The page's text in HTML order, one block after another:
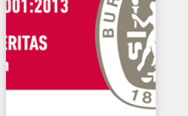
SABER MÁS